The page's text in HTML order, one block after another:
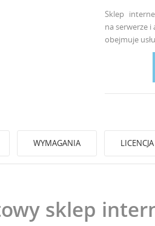
Sklep
na serwerze
obejmuje
WYMAGANIA LICENCJA
sklep